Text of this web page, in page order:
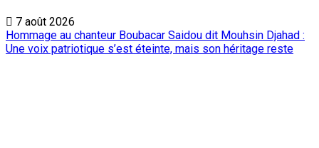
7 août 2026
Hommage au chanteur Boubacar Saidou dit Mouhsin Djahad :
Une voix patriotique s’est éteinte, mais son héritage reste